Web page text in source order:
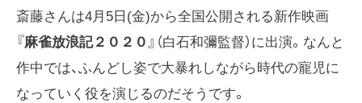
斎藤さんは4月5日(金)から全国公開される新作映画
『 麻雀放浪記２０２０』（白石和彌監督）に出演。なんと
作中では、ふんどし姿で大暴れしながら時代の寵児に
なっていく役を演じるのだそうです。